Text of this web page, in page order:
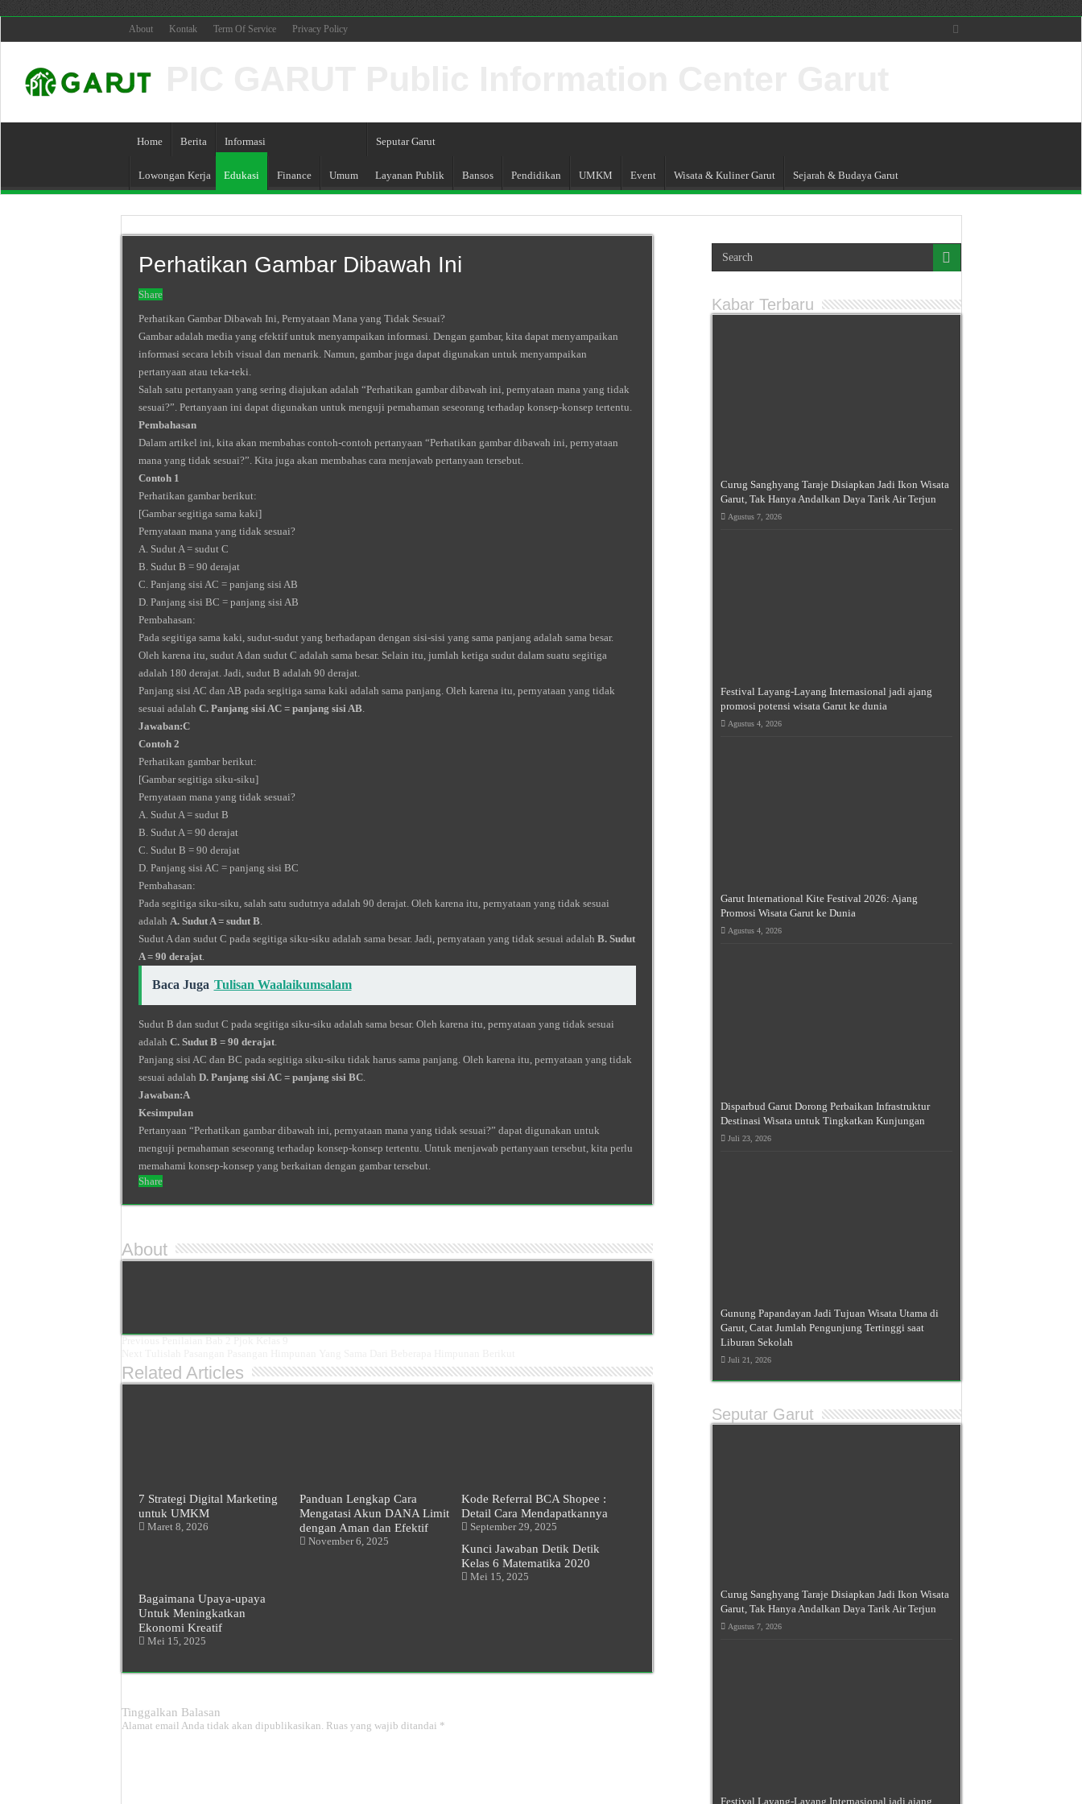
About Kontak Term Of Service Privacy Policy
Home Berita Informasi
Edukasi Finance Umum
Seputar Garut
Layanan Publik Bansos Pendidikan UMKM Event Wisata & Kuliner Garut Sejarah & Budaya Garut
Lowongan Kerja
Perhatikan Gambar Dibawah Ini
Share
Perhatikan Gambar Dibawah Ini, Pernyataan Mana yang Tidak Sesuai?
Gambar adalah media yang efektif untuk menyampaikan informasi. Dengan gambar, kita dapat menyampaikan
informasi secara lebih visual dan menarik. Namun, gambar juga dapat digunakan untuk menyampaikan
pertanyaan atau teka-teki.
Salah satu pertanyaan yang sering diajukan adalah “Perhatikan gambar dibawah ini, pernyataan mana yang tidak
sesuai?”. Pertanyaan ini dapat digunakan untuk menguji pemahaman seseorang terhadap konsep-konsep tertentu.
Pembahasan
Dalam artikel ini, kita akan membahas contoh-contoh pertanyaan “Perhatikan gambar dibawah ini, pernyataan
mana yang tidak sesuai?”. Kita juga akan membahas cara menjawab pertanyaan tersebut.
Contoh 1
Perhatikan gambar berikut:
[Gambar segitiga sama kaki]
Pernyataan mana yang tidak sesuai?
A. Sudut A = sudut C
B. Sudut B = 90 derajat
C. Panjang sisi AC = panjang sisi AB
D. Panjang sisi BC = panjang sisi AB
Pembahasan:
Pada segitiga sama kaki, sudut-sudut yang berhadapan dengan sisi-sisi yang sama panjang adalah sama besar.
Oleh karena itu, sudut A dan sudut C adalah sama besar. Selain itu, jumlah ketiga sudut dalam suatu segitiga
adalah 180 derajat. Jadi, sudut B adalah 90 derajat.
Panjang sisi AC dan AB pada segitiga sama kaki adalah sama panjang. Oleh karena itu, pernyataan yang tidak
sesuai adalah C. Panjang sisi AC = panjang sisi AB.
Jawaban:C
Contoh 2
Perhatikan gambar berikut:
[Gambar segitiga siku-siku]
Pernyataan mana yang tidak sesuai?
A. Sudut A = sudut B
B. Sudut A = 90 derajat
C. Sudut B = 90 derajat
D. Panjang sisi AC = panjang sisi BC
Pembahasan:
Pada segitiga siku-siku, salah satu sudutnya adalah 90 derajat. Oleh karena itu, pernyataan yang tidak sesuai
adalah A. Sudut A = sudut B.
Sudut A dan sudut C pada segitiga siku-siku adalah sama besar. Jadi, pernyataan yang tidak sesuai adalah B. Sudut
A = 90 derajat.
Baca Juga Tulisan Waalaikumsalam
Sudut B dan sudut C pada segitiga siku-siku adalah sama besar. Oleh karena itu, pernyataan yang tidak sesuai
adalah C. Sudut B = 90 derajat.
Panjang sisi AC dan BC pada segitiga siku-siku tidak harus sama panjang. Oleh karena itu, pernyataan yang tidak
sesuai adalah D. Panjang sisi AC = panjang sisi BC.
Jawaban:A
Kesimpulan
Pertanyaan “Perhatikan gambar dibawah ini, pernyataan mana yang tidak sesuai?” dapat digunakan untuk
menguji pemahaman seseorang terhadap konsep-konsep tertentu. Untuk menjawab pertanyaan tersebut, kita perlu
memahami konsep-konsep yang berkaitan dengan gambar tersebut.
Share
About
Related Articles
7 Strategi Digital Marketing
untuk UMKM
Maret 8, 2026
Panduan Lengkap Cara
Mengatasi Akun DANA Limit
dengan Aman dan Efektif
November 6, 2025
Kode Referral BCA Shopee :
Detail Cara Mendapatkannya
September 29, 2025
Kunci Jawaban Detik Detik
Kelas 6 Matematika 2020
Mei 15, 2025
Bagaimana Upaya-upaya
Untuk Meningkatkan
Ekonomi Kreatif
Mei 15, 2025
Tinggalkan Balasan
Alamat email Anda tidak akan dipublikasikan. Ruas yang wajib ditandai *
Kabar Terbaru
Curug Sanghyang Taraje Disiapkan Jadi Ikon Wisata
Garut, Tak Hanya Andalkan Daya Tarik Air Terjun
Agustus 7, 2026
Festival Layang-Layang Internasional jadi ajang
promosi potensi wisata Garut ke dunia
Agustus 4, 2026
Garut International Kite Festival 2026: Ajang
Promosi Wisata Garut ke Dunia
Agustus 4, 2026
Disparbud Garut Dorong Perbaikan Infrastruktur
Destinasi Wisata untuk Tingkatkan Kunjungan
Juli 23, 2026
Gunung Papandayan Jadi Tujuan Wisata Utama di
Garut, Catat Jumlah Pengunjung Tertinggi saat
Liburan Sekolah
Juli 21, 2026
Seputar Garut
Curug Sanghyang Taraje Disiapkan Jadi Ikon Wisata
Garut, Tak Hanya Andalkan Daya Tarik Air Terjun
Agustus 7, 2026
Festival Layang-Layang Internasional jadi ajang